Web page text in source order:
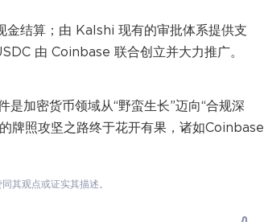
结算；由 Kalshi 现有的审批体系提供支
由 Coinbase 联合创立并大力推广。
加密货币领域从“野蛮生长”迈向“合规深
牌照攻坚之路终于花开有果，诸如Coinbase
其观点或证实其描述。